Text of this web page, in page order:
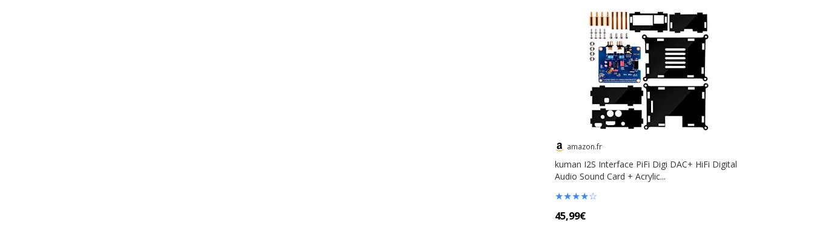
amazon.fr
kuman I2S Interface PiFi Digi DAC+ HiFi Digital
Audio Sound Card + Acrylic...
★★★★☆
45,99€